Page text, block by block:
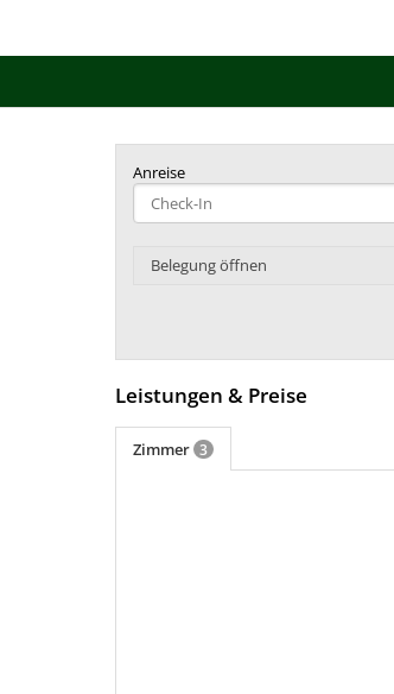
Anreise
Belegung öffnen
Leistungen & Preise
Zimmer 3